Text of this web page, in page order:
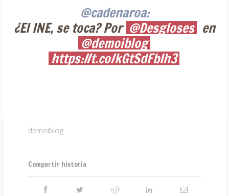
@cadenaroa:
¿El INE, se toca? Por @Desgloses en
@demoiblog
https://t.co/kGtSdFbIh3
demoiblog
Compartir historia